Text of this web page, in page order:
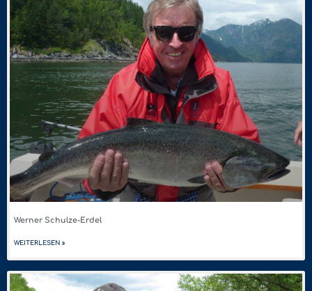
Werner Schulze-Erdel
WEITERLESEN »